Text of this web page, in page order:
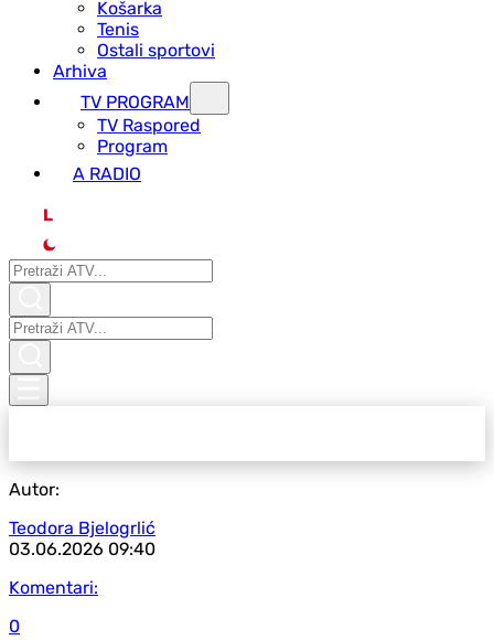
Košarka
Tenis
Ostali sportovi
Arhiva
TV PROGRAM
ТV Raspored
Program
A RADIO
L
Autor:
Teodora Bjelogrlić
03.06.2026 09:40
Komentari:
0